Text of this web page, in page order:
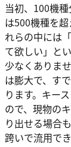
当初、100機
は500機種を
れらの中には
て欲しい」と
少なくありま
は膨大で、す
ります。キー
ので、現物の
り出せる場合
跨いで流用で